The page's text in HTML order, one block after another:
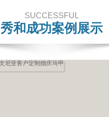
SUCCESSFUL
秀和成功案例展示